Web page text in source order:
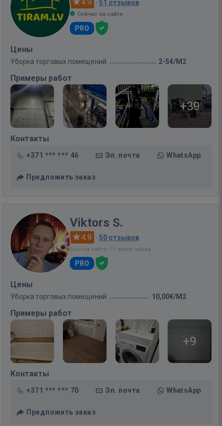
4.9 · 51 отзывов
Сейчас на сайте
PRO
Цены
Уборка торговых помещений 2-5€/M2
Примеры работ
+39
Контакты
+371 *** *** 46 Эл. почта WhatsApp
Предложить заказ
Viktors S.
4.9 · 50 отзывов
Был на сайте: 11 минут назад
PRO
Цены
Уборка торговых помещений 10,00€/M2
Примеры работ
+9
Контакты
+371 *** *** 70 Эл. почта WhatsApp
Предложить заказ